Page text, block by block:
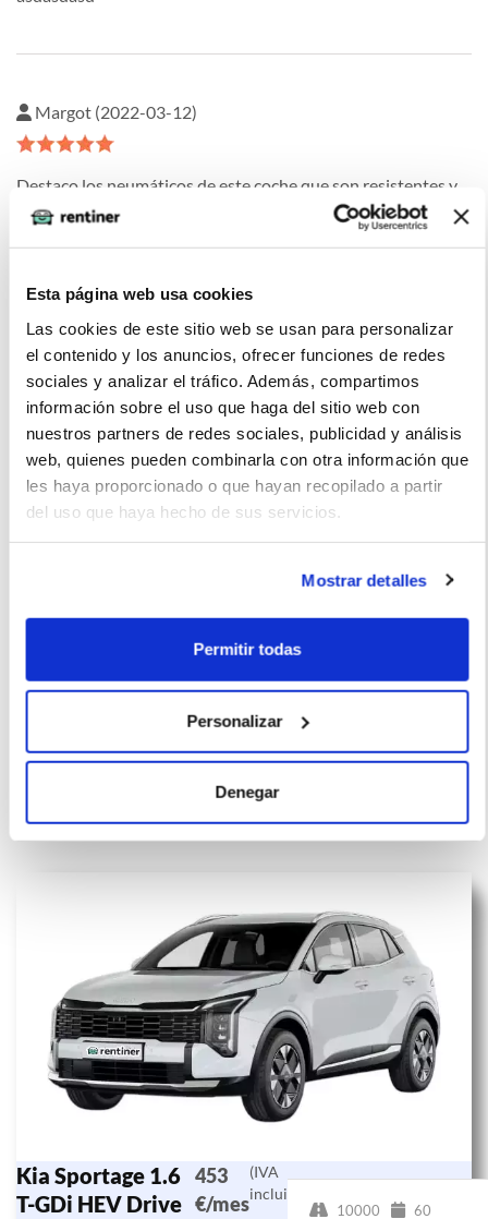
Esta página web usa cookies
Las cookies de este sitio web se usan para personalizar
el contenido y los anuncios, ofrecer funciones de redes
sociales y analizar el tráfico. Además, compartimos
información sobre el uso que haga del sitio web con
nuestros partners de redes sociales, publicidad y análisis
web, quienes pueden combinarla con otra información que
les haya proporcionado o que hayan recopilado a partir
del uso que haya hecho de sus servicios.
Mostrar detalles
Permitir todas
Personalizar
Denegar
Margot (2022-03-12)
Destaco los neumáticos de este coche que son resistentes y
contribuyen a una excelente estabilidad en cualquier tipo de
Juan (2022-03-12)
Coche perfecto para familias al ser un vehículo compacto y
práctico que se adapta a la mayoría de los espacios. Lo
recomiendo para viajes familiares y largos al ser muy cómodo.
obtenida de la empresa ofertante del renting y tiene solo
efectos informativos no contractuales.
Otras ofertas de KIA SPORTAGE
Kia Sportage 1.6
T-GDi HEV Drive
453
€/mes
(IVA
incluido)
10000 60